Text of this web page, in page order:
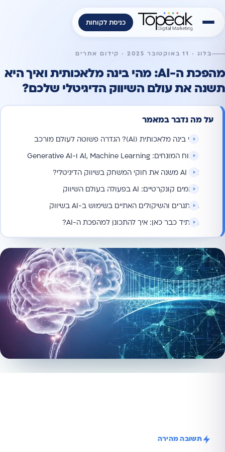
כניסת לקוחות
בלוג · 11 באוקטובר 2025 · קידום אתרים
מהפכת ה-AI: מהי בינה מלאכותית ואיך היא
תשנה את עולם השיווק הדיגיטלי שלכם?
על מה נדבר במאמר
מהי בינה מלאכותית (AI)? הגדרה פשוטה לעולם מורכב
פיצוח המונחים: AI, Machine Learning ו-Generative AI
איך AI משנה את חוקי המשחק בשיווק הדיגיטלי?
יישומים קונקרטיים: AI בפעולה בעולם השיווק
האתגרים והשיקולים האתיים בשימוש ב-AI בשיווק
העתיד כבר כאן: איך להתכונן למהפכת ה-AI?
תשובה מהירה